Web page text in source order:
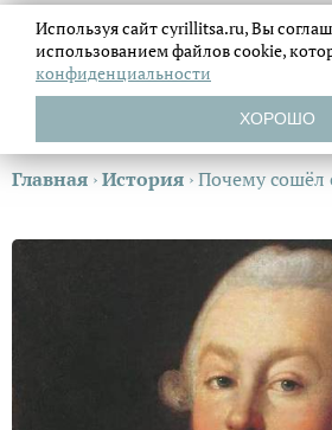
Главная ›История ›Почему сошёл
Используя сайт cyrillitsa.ru, Вы
использованием файловcookie,
конфиденциальности
ХОРОШО